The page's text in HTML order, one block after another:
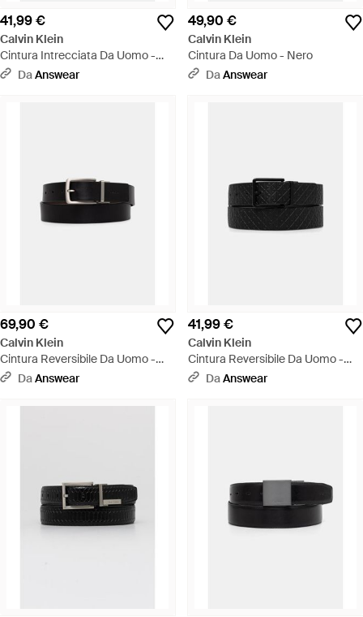
41,99 €
Calvin Klein
Cintura Intrecciata Da Uomo -
NeroDaAnswear
49,90 €
Calvin Klein
Cintura Da Uomo - Nero
DaAnswear
69,90 €
Calvin Klein
Cintura Reversibile Da Uomo -
NeroDaAnswear
41,99 €
Calvin Klein
Cintura Reversibile Da Uomo -
NeroDaAnswear